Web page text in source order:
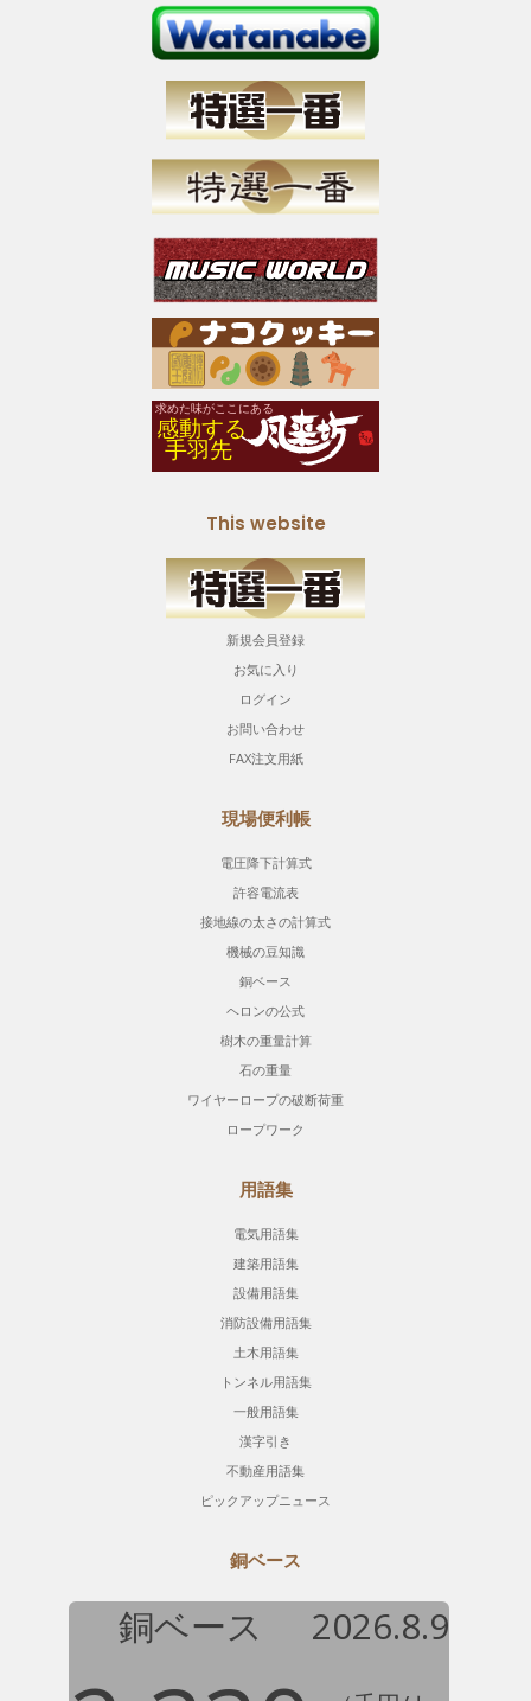
This website
新規会員登録
お気に入り
ログイン
お問い合わせ
FAX注文用紙
現場便利帳
電圧降下計算式
許容電流表
接地線の太さの計算式
機械の豆知識
銅ベース
ヘロンの公式
樹木の重量計算
石の重量
ワイヤーロープの破断荷重
ロープワーク
用語集
電気用語集
建築用語集
設備用語集
消防設備用語集
土木用語集
トンネル用語集
一般用語集
漢字引き
不動産用語集
ピックアップニュース
銅ベース
銅ベース 2026.8.9